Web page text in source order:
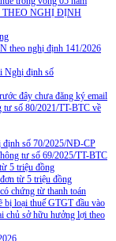
NGHỊ ĐỊNH
theo nghị định 141/2026
Nghị định số
đây chưa đăng ký email
tư số 80/2021/TT-BTC về
định số 70/2025/NĐ-CP
tư số 69/2025/TT-BTC
5 triệu đồng
từ 5 triệu đồng
chứng từ thanh toán
bị loại thuế GTGT đầu vào
chủ sở hữu hưởng lợi theo